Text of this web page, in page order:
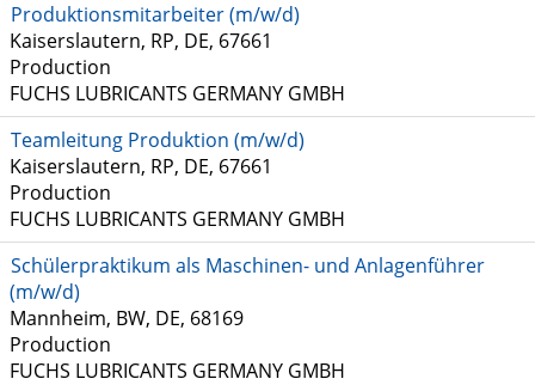
Produktionsmitarbeiter (m/w/d)
Kaiserslautern, RP, DE, 67661
Production
FUCHS LUBRICANTS GERMANY GMBH
Teamleitung Produktion (m/w/d)
Kaiserslautern, RP, DE, 67661
Production
FUCHS LUBRICANTS GERMANY GMBH
Schülerpraktikum als Maschinen- und Anlagenführer
(m/w/d)
Mannheim, BW, DE, 68169
Production
FUCHS LUBRICANTS GERMANY GMBH